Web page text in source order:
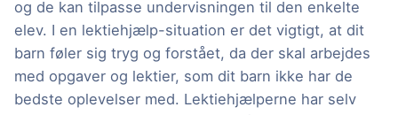
og de kan tilpasse undervisningen til den enkelte
elev. I en lektiehjælp-situation er det vigtigt, at dit
barn føler sig tryg og forstået, da der skal arbejdes
med opgaver og lektier, som dit barn ikke har de
bedste oplevelser med. Lektiehjælperne har selv